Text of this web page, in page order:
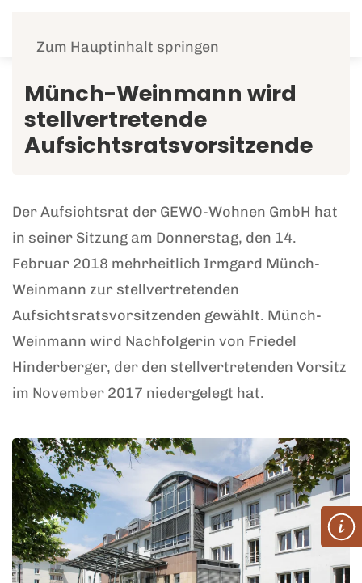
Zum Hauptinhalt springen
Münch-Weinmann wird
stellvertretende
Aufsichtsratsvorsitzende
Der Aufsichtsrat der GEWO-Wohnen GmbH hat
in seiner Sitzung am Donnerstag, den 14.
Februar 2018 mehrheitlich Irmgard Münch-
Weinmann zur stellvertretenden
Aufsichtsratsvorsitzenden gewählt. Münch-
Weinmann wird Nachfolgerin von Friedel
Hinderberger, der den stellvertretenden Vorsitz
im November 2017 niedergelegt hat.